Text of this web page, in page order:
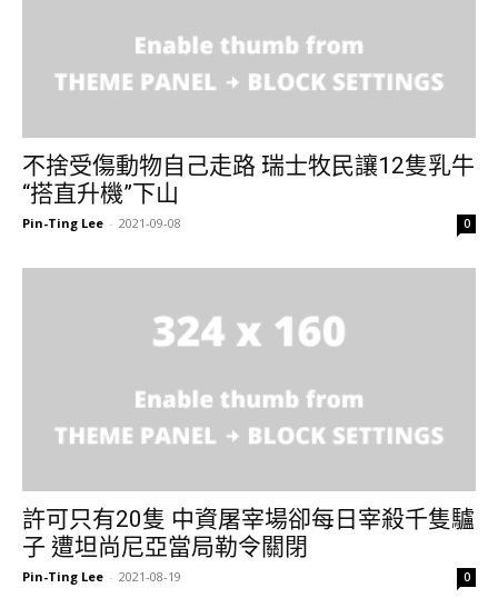
不捨受傷動物自己走路 瑞士牧民讓12隻乳牛
“搭直升機”下山
Pin-Ting Lee - 2021-09-08 0
許可只有20隻 中資屠宰場卻每日宰殺千隻驢
子 遭坦尚尼亞當局勒令關閉
Pin-Ting Lee - 2021-08-19 0